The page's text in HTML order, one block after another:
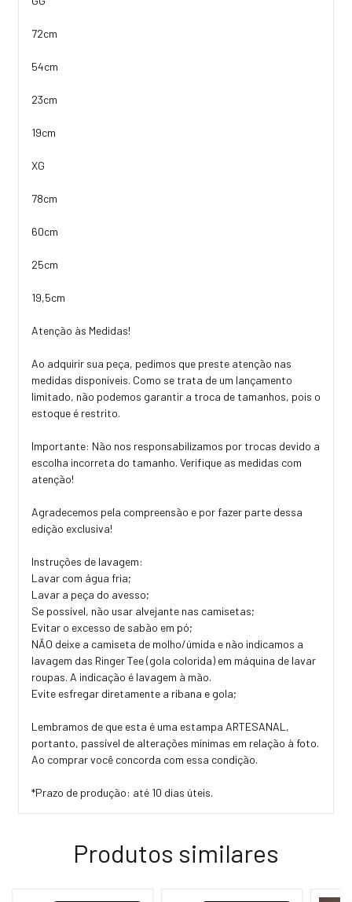
72cm
54cm
23cm
19cm
XG
78cm
60cm
25cm
19,5cm
Atenção às Medidas!
Ao adquirir sua peça, pedimos que preste atenção nas
medidas disponíveis. Como se trata de um lançamento
limitado, não podemos garantir a troca de tamanhos, pois o
estoque é restrito.
Importante: Não nos responsabilizamos por trocas devido a
escolha incorreta do tamanho. Verifique as medidas com
atenção!
Agradecemos pela compreensão e por fazer parte dessa
edição exclusiva!
Instruções de lavagem:
Lavar com água fria;
Lavar a peça do avesso;
Se possível, não usar alvejante nas camisetas;
Evitar o excesso de sabão em pó;
NÃO deixe a camiseta de molho/úmida e não indicamos a
lavagem das Ringer Tee (gola colorida) em máquina de lavar
roupas. A indicação é lavagem à mão.
Evite esfregar diretamente a ribana e gola;
Lembramos de que esta é uma estampa ARTESANAL,
portanto, passível de alterações mínimas em relação à foto.
Ao comprar você concorda com essa condição.
*Prazo de produção: até 10 dias úteis.
Produtos similares